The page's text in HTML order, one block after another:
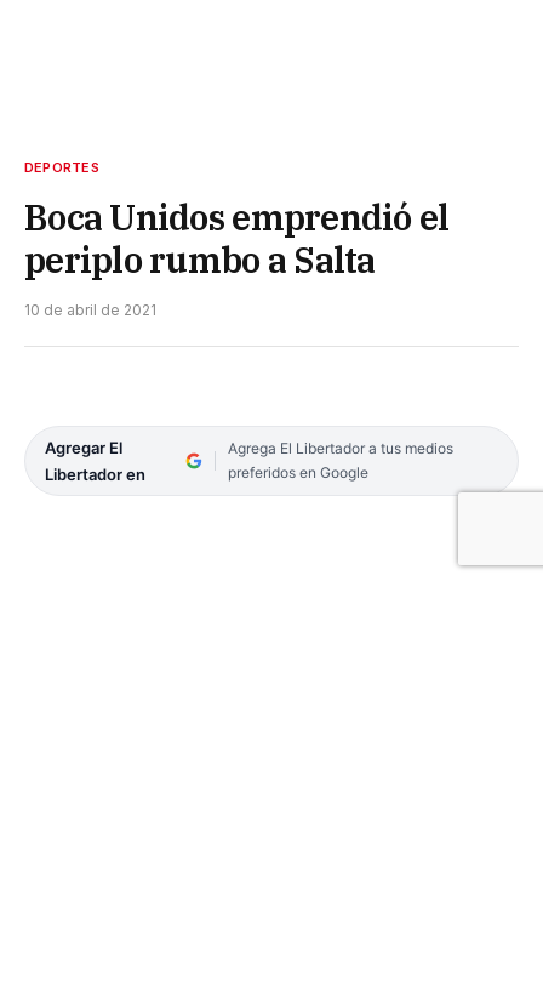
DEPORTES
Boca Unidos emprendió el
periplo rumbo a Salta
10 de abril de 2021
Agregar El
Libertador en
Agrega El Libertador a tus medios
preferidos en Google